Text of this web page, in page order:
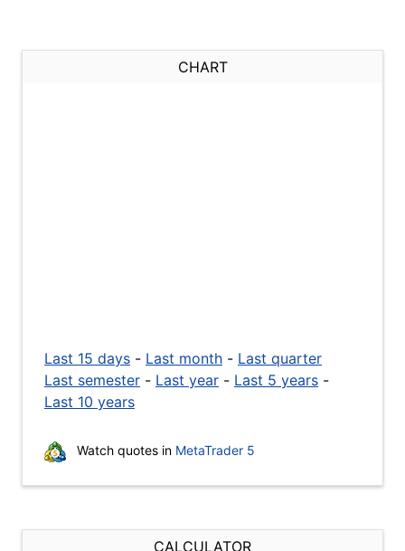
CHART
Last 15 days - Last month - Last quarter
Last semester - Last year - Last 5 years -
Last 10 years
Watch quotes in MetaTrader 5
CALCULATOR